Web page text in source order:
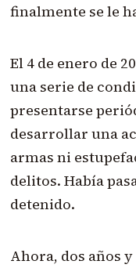
finalmente se le
El 4 de enero de
una serie de
presentarse
desarrollar una
armas ni
delitos. Había
detenido.
Ahora, dos años